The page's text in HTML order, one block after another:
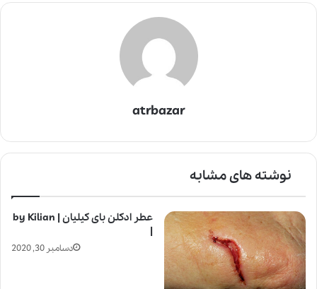
atrbazar
نوشته های مشابه
عطر ادکلن بای کیلیان | by Kilian
|
دسامبر 30, 2020